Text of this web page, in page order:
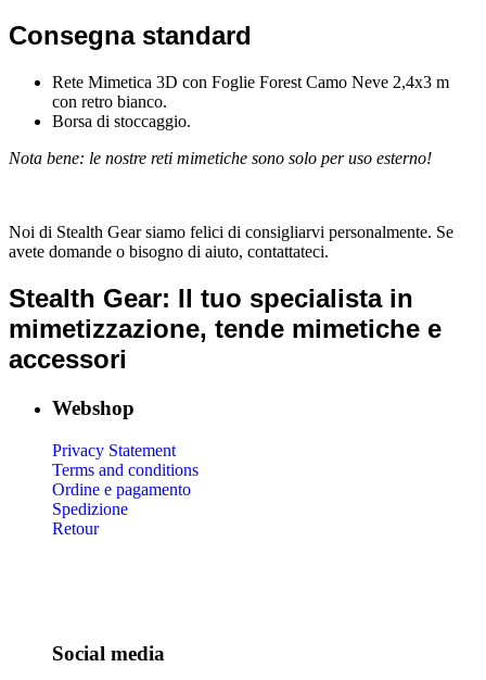
Consegna standard
Rete Mimetica 3D con Foglie Forest Camo Neve 2,4x3 m
con retro bianco.
Borsa di stoccaggio.
Nota bene: le nostre reti mimetiche sono solo per uso esterno!
Noi di Stealth Gear siamo felici di consigliarvi personalmente. Se
avete domande o bisogno di aiuto, contattateci.
Stealth Gear: Il tuo specialista in
mimetizzazione, tende mimetiche e
accessori
Webshop
Privacy Statement
Terms and conditions
Ordine e pagamento
Spedizione
Retour
Social media